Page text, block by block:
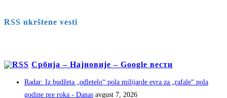
RSS ukrštene vesti
Србија – Најновије – Google вести
Radar: Iz budžeta „odletelo“ pola milijarde evra za „rafale“ pola
godine pre roka - Danas avgust 7, 2026